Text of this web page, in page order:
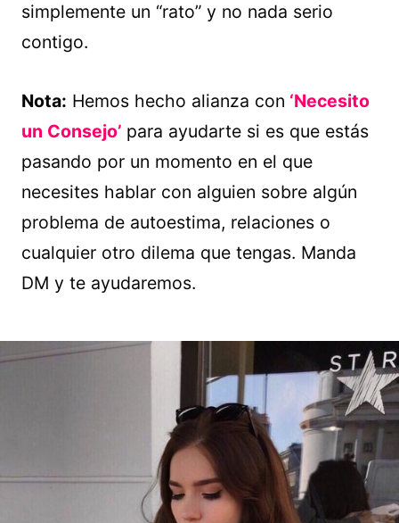
simplemente un “rato” y no nada serio
contigo.
Nota: Hemos hecho alianza con ‘Necesito
un Consejo’ para ayudarte si es que estás
pasando por un momento en el que
necesites hablar con alguien sobre algún
problema de autoestima, relaciones o
cualquier otro dilema que tengas. Manda
DM y te ayudaremos.